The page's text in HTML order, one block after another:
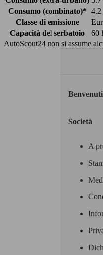
Consumo (combinato)* 4.2
Classe di emissione
Capacità del serbatoio
60 l
AutoScout24 non si assume
Società
A